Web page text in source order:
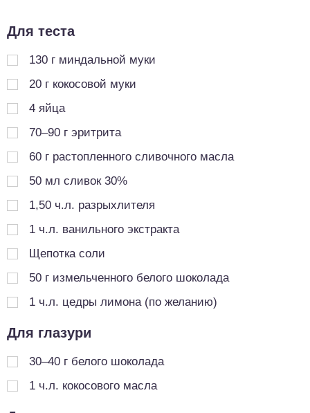
Для теста
130 г миндальной муки
20 г кокосовой муки
4 яйца
70–90 г эритрита
60 г растопленного сливочного масла
50 мл сливок 30%
1,50 ч.л. разрыхлителя
1 ч.л. ванильного экстракта
Щепотка соли
50 г измельченного белого шоколада
1 ч.л. цедры лимона (по желанию)
Для глазури
30–40 г белого шоколада
1 ч.л. кокосового масла